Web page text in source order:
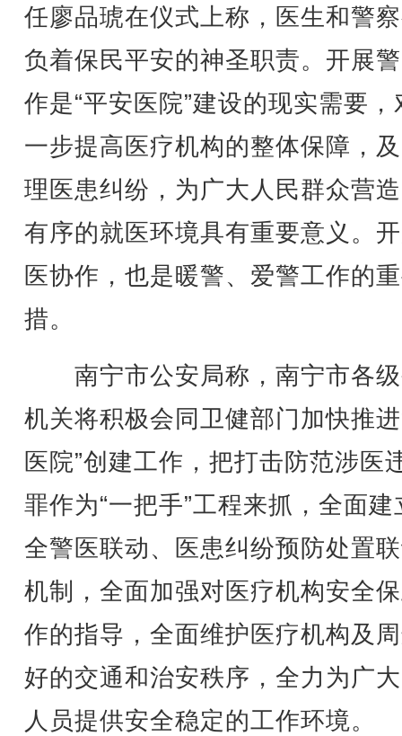
任廖品琥在仪式上称，医生和警
负着保民平安的神圣职责。开展
作是“平安医院”建设的现实需要，
一步提高医疗机构的整体保障，
理医患纠纷，为广大人民群众营
有序的就医环境具有重要意义。
医协作，也是暖警、爱警工作的
措。
南宁市公安局称，南宁市各
机关将积极会同卫健部门加快推
医院”创建工作，把打击防范涉医
罪作为“一把手”工程来抓，全面建
全警医联动、医患纠纷预防处置
机制，全面加强对医疗机构安全
作的指导，全面维护医疗机构及
好的交通和治安秩序，全力为广
人员提供安全稳定的工作环境。